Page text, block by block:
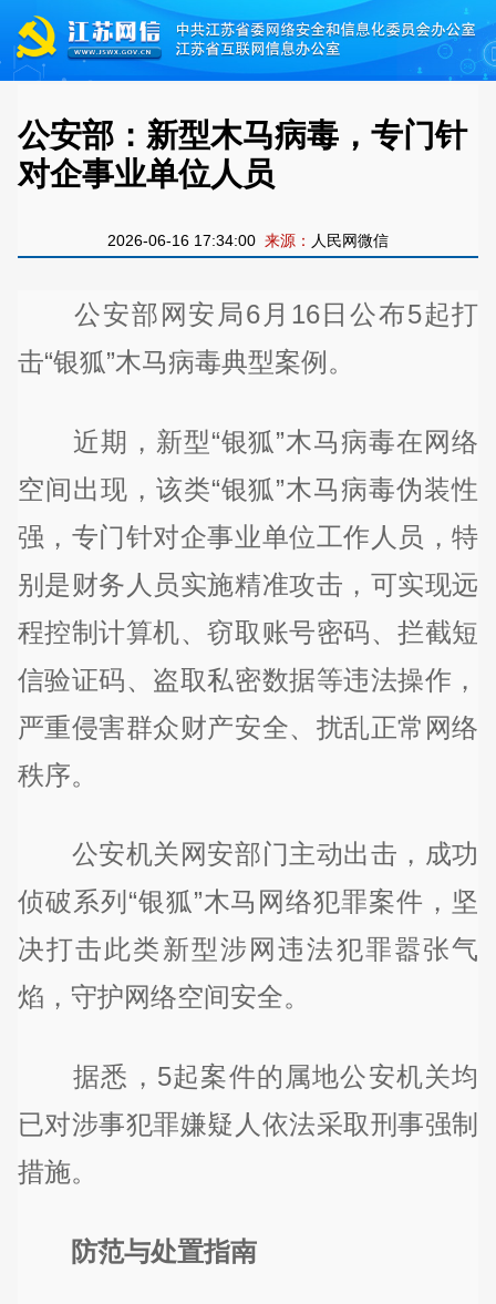
公安部：新型木马病毒，专门针
对企事业单位人员
2026-06-16 17:34:00 来源： 人民网微信
公安部网安局6月16日公布5起打
击“银狐”木马病毒典型案例。
近期，新型“银狐”木马病毒在网络
空间出现，该类“银狐”木马病毒伪装性
强，专门针对企事业单位工作人员，特
别是财务人员实施精准攻击，可实现远
程控制计算机、窃取账号密码、拦截短
信验证码、盗取私密数据等违法操作，
严重侵害群众财产安全、扰乱正常网络
秩序。
公安机关网安部门主动出击，成功
侦破系列“银狐”木马网络犯罪案件，坚
决打击此类新型涉网违法犯罪嚣张气
焰，守护网络空间安全。
据悉，5起案件的属地公安机关均
已对涉事犯罪嫌疑人依法采取刑事强制
措施。
防范与处置指南